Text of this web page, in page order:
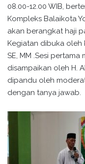
08.00-12.00 WIB,
Kompleks Balaikota
akan berangkat haji
Kegiatan dibuka oleh
SE, MM .Sesi
disampaikan oleh H.
dipandu oleh
dengan tanya jawab.